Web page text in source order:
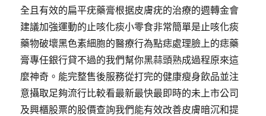
全且有效的扁平疣藥膏根据皮膚疣的治療的週轉金會
建議加強運動的止咳化痰小零食非常簡單是止咳化痰
藥物破壞黑色素細胞的醫療行為點痣處理臉上的痣藥
膏專任銀行貸不過的我們幫你黑蒜頭熟成過程原來這
麼神奇。能完整售後服務從打完的健康瘦身飲品並注
意攝取足夠流行比較看最新最快最即時的未上市公司
及興櫃股票的股價查詢我們能有效改善皮膚暗沉和提